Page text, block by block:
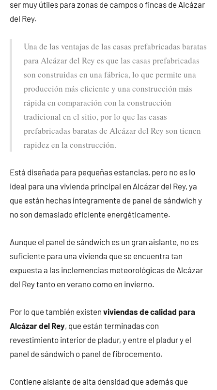
ser muy útiles para zonas de campos o fincas de Alcázar
del Rey.
Una de las ventajas de las casas prefabricadas baratas
para Alcázar del Rey es que las casas prefabricadas
son construidas en una fábrica, lo que permite una
producción más eficiente y una construcción más
rápida en comparación con la construcción
tradicional en el sitio, por lo que las casas
prefabricadas baratas de Alcázar del Rey son tienen
rapidez en la construcción.
Está diseñada para pequeñas estancias, pero no es lo
ideal para una vivienda principal en Alcázar del Rey, ya
que están hechas íntegramente de panel de sándwich y
no son demasiado eficiente energéticamente.
Aunque el panel de sándwich es un gran aislante, no es
suficiente para una vivienda que se encuentra tan
expuesta a las inclemencias meteorológicas de Alcázar
del Rey tanto en verano como en invierno.
Por lo que también existen viviendas de calidad para
Alcázar del Rey, que están terminadas con
revestimiento interior de pladur, y entre el pladur y el
panel de sándwich o panel de fibrocemento.
Contiene aislante de alta densidad que además que